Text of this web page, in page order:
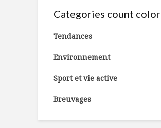
Categories count color
Tendances
Environnement
Sport et vie active
Breuvages